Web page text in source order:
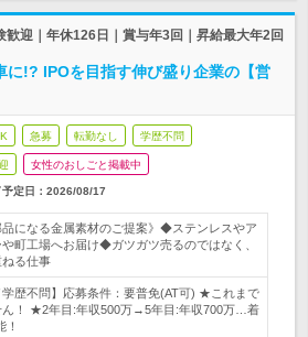
歓迎｜年休126日｜賞与年3回｜昇給最大年2回
に!? IPOを目指す伸び盛り企業の【営
急募 転勤なし 学歴不問
女性のおしごと掲載中
定日： 2026/08/17
品になる金属素材のご提案》◆ステンレスやア
町工場へお届け◆ガツガツ売るのではなく、
る仕事
学歴不問】応募条件：要普免(AT可) ★これまで
ん！ ★2年目:年収500万→5年目:年収700万…着